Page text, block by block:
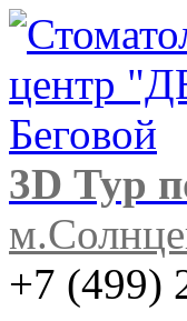
3D Тур
+7 (499)